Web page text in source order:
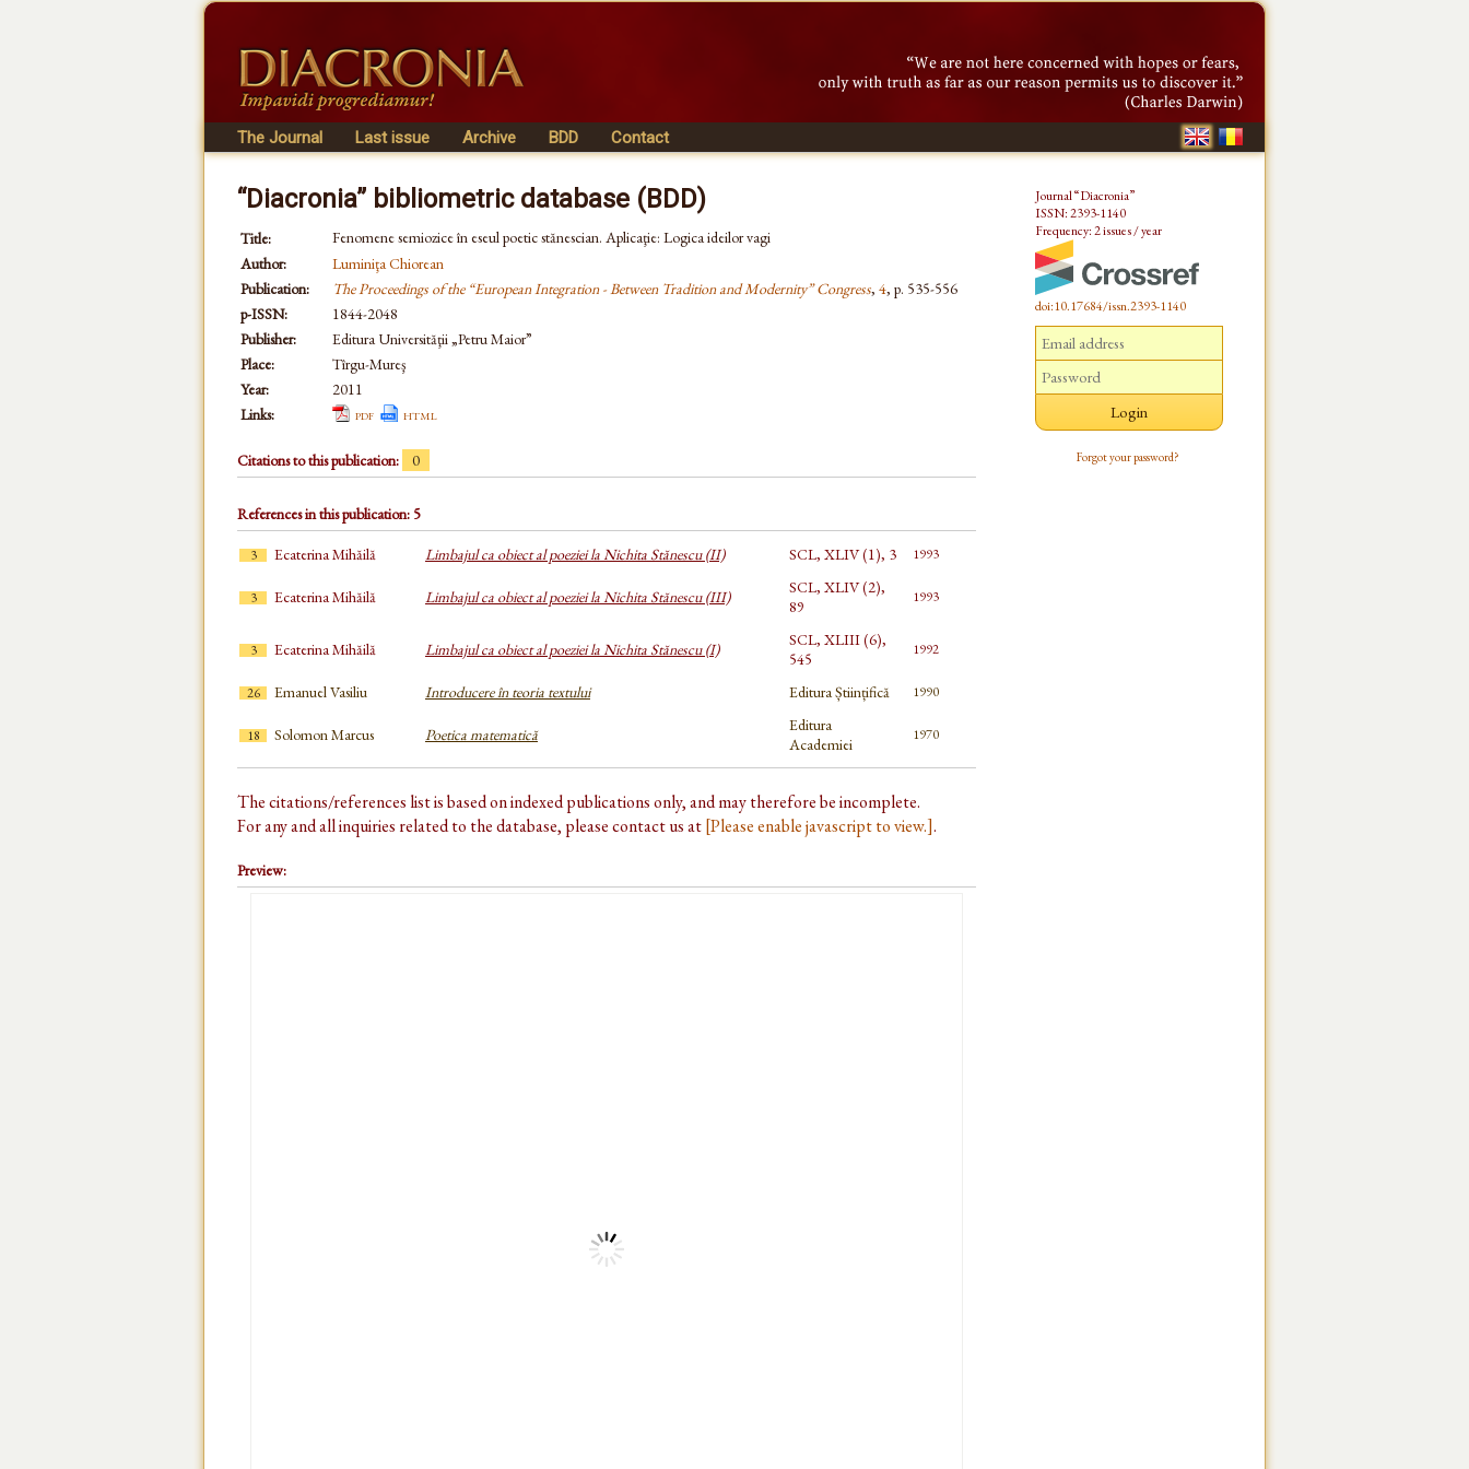
The Journal Last issue Archive BDD Contact
“Diacronia” bibliometric database (BDD)
Title:
Fenomene semiozice în eseul poetic stănescian. Aplicaţie: Logica ideilor vagi
Author:
Luminiţa Chiorean
Publication:
The Proceedings of the “European Integration - Between Tradition and Modernity” Congress, 4, p. 535-556
p-ISSN:
1844-2048
Publisher:
Editura Universităţii „Petru Maior”
Place:
Tîrgu-Mureş
Year:
2011
Links:
pdf html
Citations to this publication: 0
References in this publication: 5
3 Ecaterina Mihăilă Limbajul ca obiect al poeziei la Nichita Stănescu (II) SCL, XLIV (1), 3 1993
3 Ecaterina Mihăilă Limbajul ca obiect al poeziei la Nichita Stănescu (III)
SCL, XLIV (2),
89
1993
3 Ecaterina Mihăilă Limbajul ca obiect al poeziei la Nichita Stănescu (I)
SCL, XLIII (6),
545
1992
26 Emanuel Vasiliu Introducere în teoria textului Editura Științifică 1990
18 Solomon Marcus Poetica matematică
Editura
Academiei
1970
The citations/references list is based on indexed publications only, and may therefore be incomplete.
For any and all inquiries related to the database, please contact us at[Please enable javascript to view.].
Preview:
Journal “Diacronia”
ISSN: 2393-1140
Frequency: 2 issues / year
doi:10.17684/issn.2393-1140
Forgot your password?